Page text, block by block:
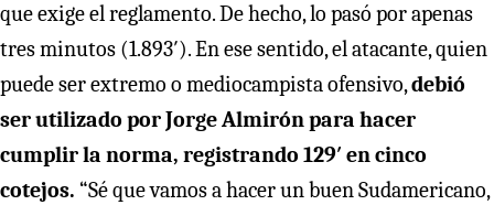
que exige el reglamento. De hecho, lo pasó por apenas
tres minutos (1.893′). En ese sentido, el atacante, quien
puede ser extremo o mediocampista ofensivo,debió
ser utilizado por Jorge Almirón para hacer
cumplir la norma, registrando 129′ en cinco
cotejos. “Sé que vamos a hacer un buen Sudamericano,